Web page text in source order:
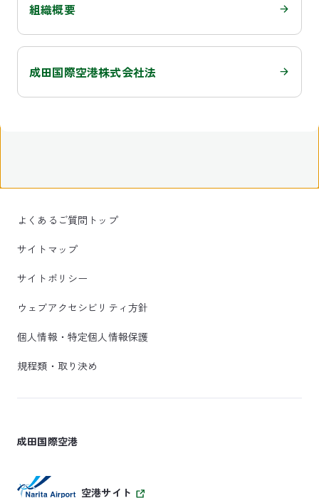
組織概要
成田国際空港株式会社法
よくあるご質問トップ
サイトマップ
サイトポリシー
ウェブアクセシビリティ方針
個人情報・特定個人情報保護
規程類・取り決め
成田国際空港
空港サイト